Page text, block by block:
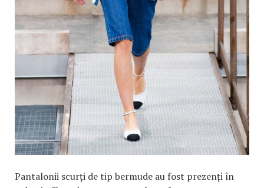
Pantalonii scurți de tip bermude au fost prezenți în